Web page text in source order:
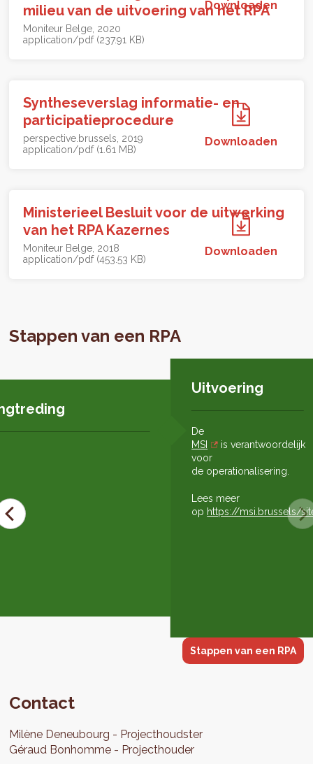
milieu van de uitvoering van het RPA
Moniteur Belge 2020
application/pdf (237.91 KB)
Downloaden
Syntheseverslag informatie- en
participatieprocedure
perspective.brussels 2019
application/pdf (1.61 MB)
Downloaden
Ministerieel Besluit voor de uitwerking
van het RPA Kazernes
Moniteur Belge 2018
application/pdf (453.53 KB)
Downloaden
Stappen van een RPA
Uitvoering
De
MSI
is verantwoordelijk
voor
de operationalisering.
Lees meer
op https://msi.brussels/
Stappen van een RPA
Contact
Milène Deneubourg
Projecthoudster
Géraud Bonhomme Projecthouder